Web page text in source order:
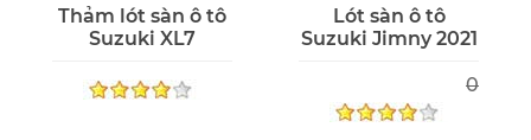
Thảm lót sàn ô tô
Suzuki XL7
Lót sàn ô tô
Suzuki Jimny 2021
0